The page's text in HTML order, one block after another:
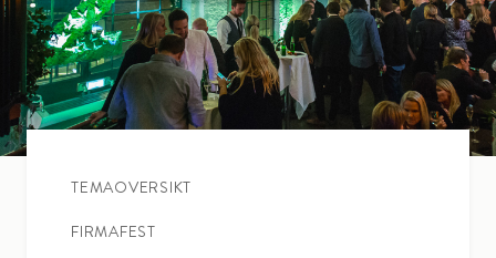
TEMAOVERSIKT
FIRMAFEST